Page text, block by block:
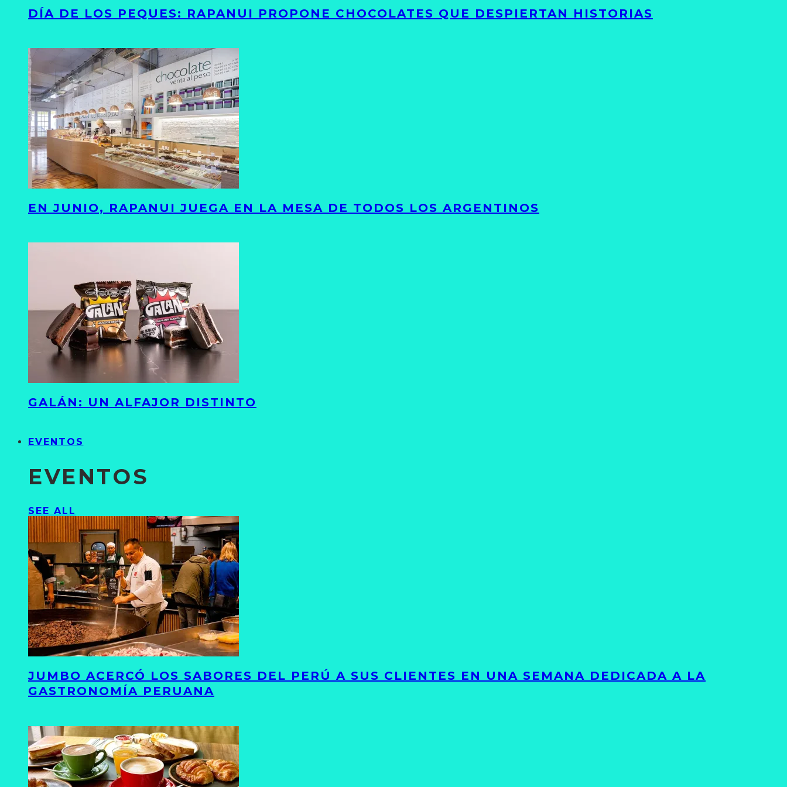
DÍA DE LOS PEQUES: RAPANUI PROPONE CHOCOLATES QUE DESPIERTAN HISTORIAS
EN JUNIO, RAPANUI JUEGA EN LA MESA DE TODOS LOS ARGENTINOS
GALÁN: UN ALFAJOR DISTINTO
EVENTOS
EVENTOS
SEE ALL
JUMBO ACERCÓ LOS SABORES DEL PERÚ A SUS CLIENTES EN UNA SEMANA DEDICADA A LA
GASTRONOMÍA PERUANA